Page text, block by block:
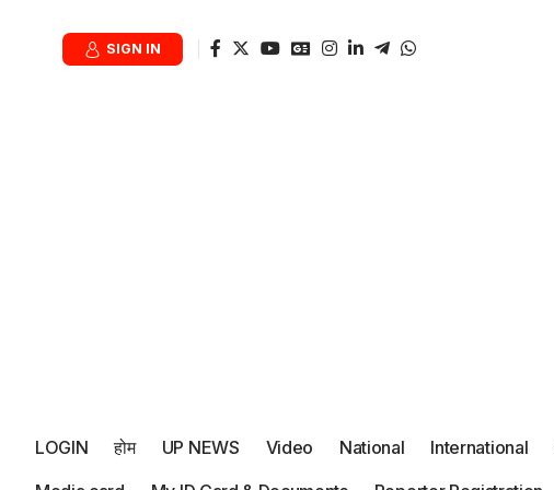
SIGN IN
LOGIN होम UP NEWS Video National International